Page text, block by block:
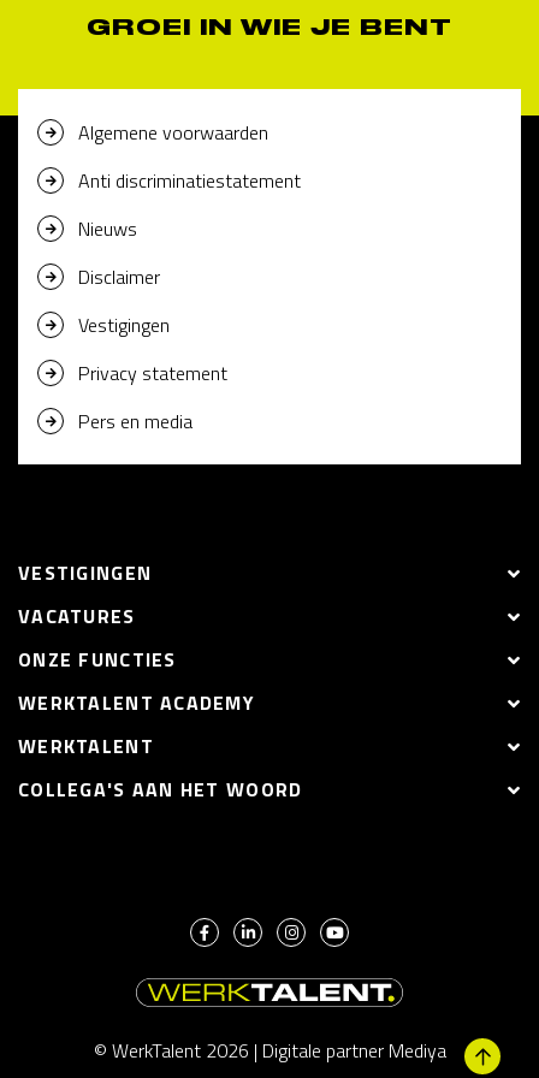
GROEI IN WIE JE BENT
Algemene voorwaarden
Anti discriminatiestatement
Nieuws
Disclaimer
Vestigingen
Privacy statement
Pers en media
VESTIGINGEN
VACATURES
ONZE FUNCTIES
WERKTALENT ACADEMY
WERKTALENT
COLLEGA'S AAN HET WOORD
© WerkTalent 2026 | Digitale partner Mediya